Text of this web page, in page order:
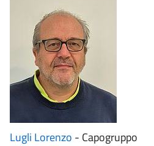
Lugli Lorenzo - Capogruppo